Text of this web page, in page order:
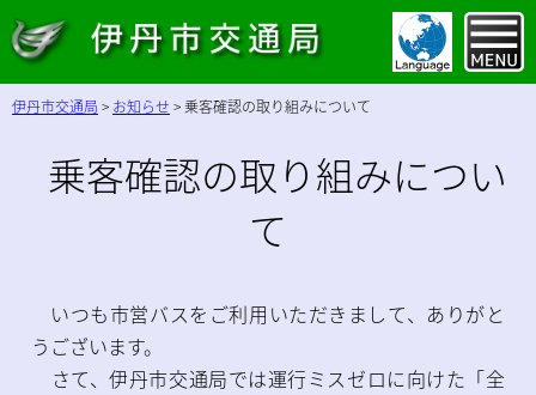
伊丹市交通局 > お知らせ >乗客確認の取り組みについて
乗客確認の取り組みについ
て
いつも市営バスをご利用いただきまして、ありがと
うございます。
さて、伊丹市交通局では運行ミスゼロに向けた「全